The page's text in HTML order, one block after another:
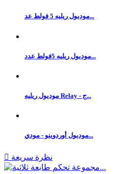
موديول ريليه 5 فولط عد...
موديول ريليه 5فولط عدد...
موديول ريليه Relay - ج...
موديول أوردوينو - مودي...
 نظرة سريعة